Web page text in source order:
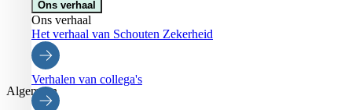
Ons verhaal
Ons verhaal
Het verhaal van Schouten Zekerheid
Verhalen van collega's
Algemeen